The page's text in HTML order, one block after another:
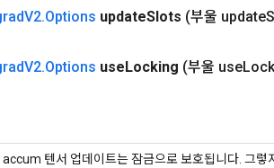
V2.Options updateSlots (부울 update
V2.Options useLocking (부울 use
텐서 업데이트는 잠금으로 보호됩니다. 그렇